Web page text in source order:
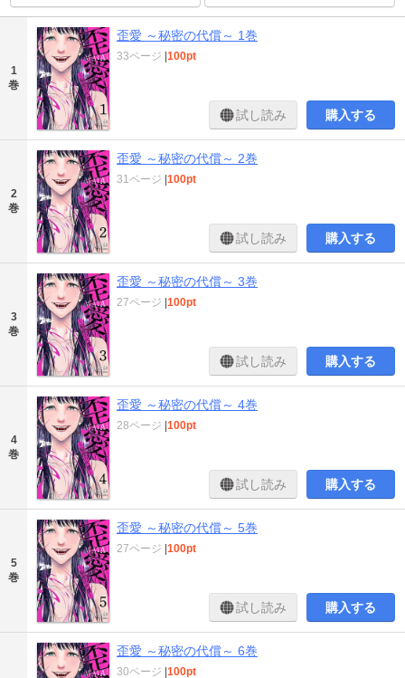
1
巻
歪愛 ～秘密の代償～ 1巻
33ページ |100pt
試し読み 購入する
2
巻
歪愛 ～秘密の代償～ 2巻
31ページ |100pt
試し読み 購入する
3
巻
歪愛 ～秘密の代償～ 3巻
27ページ |100pt
試し読み 購入する
4
巻
歪愛 ～秘密の代償～ 4巻
28ページ |100pt
試し読み 購入する
5
巻
歪愛 ～秘密の代償～ 5巻
27ページ |100pt
試し読み 購入する
歪愛 ～秘密の代償～ 6巻
30ページ |100pt